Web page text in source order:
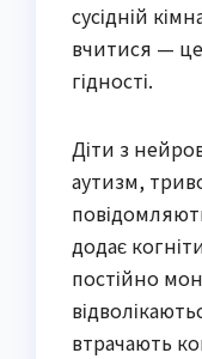
сусідній
вчитися — це
гідності.
Діти з
аутизм,
додає
постійно
втрачають